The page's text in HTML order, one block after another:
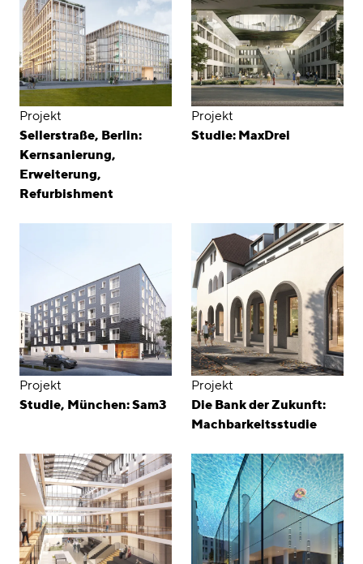
Projekt
Sellerstraße, Berlin:
Kernsanierung,
Erweiterung,
Refurbishment
Projekt
Studie: MaxDrei
Projekt
Studie, München: Sam3
Projekt
Die Bank der Zukunft:
Machbarkeitsstudie